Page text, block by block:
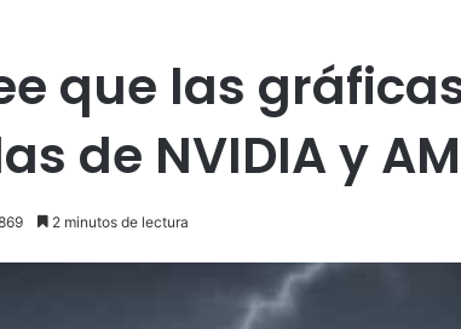
que las
de NVIDIA y
2 minutos de lectura